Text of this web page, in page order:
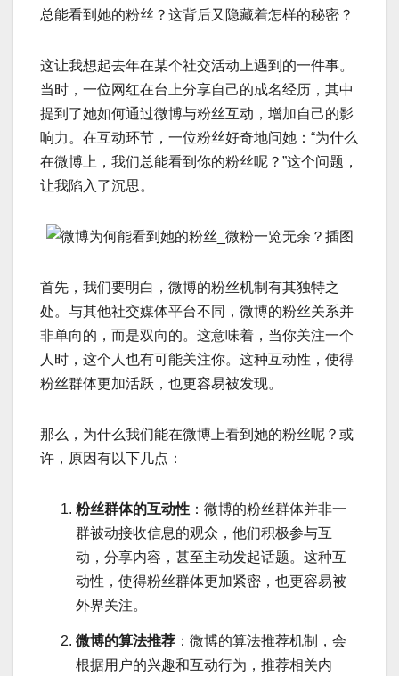
总能看到她的粉丝？这背后又隐藏着怎样的秘密？
这让我想起去年在某个社交活动上遇到的一件事。
当时，一位网红在台上分享自己的成名经历，其中
提到了她如何通过微博与粉丝互动，增加自己的影
响力。在互动环节，一位粉丝好奇地问她：“为什么
在微博上，我们总能看到你的粉丝呢？”这个问题，
让我陷入了沉思。
首先，我们要明白，微博的粉丝机制有其独特之
处。与其他社交媒体平台不同，微博的粉丝关系并
非单向的，而是双向的。这意味着，当你关注一个
人时，这个人也有可能关注你。这种互动性，使得
粉丝群体更加活跃，也更容易被发现。
那么，为什么我们能在微博上看到她的粉丝呢？或
许，原因有以下几点：
粉丝群体的互动性 ：微博的粉丝群体并非一
群被动接收信息的观众，他们积极参与互
动，分享内容，甚至主动发起话题。这种互
动性，使得粉丝群体更加紧密，也更容易被
外界关注。
微博的算法推荐 ：微博的算法推荐机制，会
根据用户的兴趣和互动行为，推荐相关内